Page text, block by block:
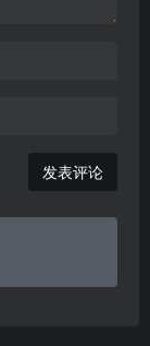
发表评论